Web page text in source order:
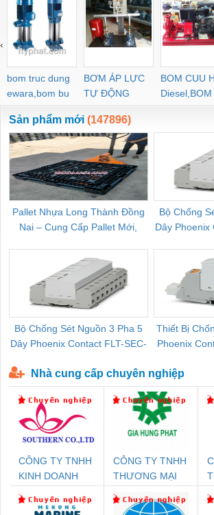
bom truc dung
ewara,bom bu
ewara
BƠM ÁP LỰC
TỰ ĐỘNG
BOM CUU
Diesel,BOM
CHUA CHAY
‹
Sản phẩm mới (147896)
Pallet Nhựa Long Thành Đồng
Nai – Cung Cấp Pallet Mới,
Bộ Chống
Dây Phoenix
Bộ Chống Sét Nguồn 3 Pha 5
Dây Phoenix Contact FLT-SEC-
Thiết Bị
Phoenix
Nhà cung cấp chuyên nghiệp
CÔNG TY TNHH
KINH DOANH
PHƯƠNG NAM
CÔNG TY TNHH
THƯƠNG MẠI
THUẬT ĐIỆN CƠ